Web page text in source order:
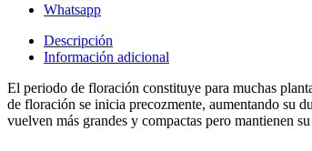
Whatsapp
Descripción
Información adicional
El periodo de floración constituye para muchas
de floración se inicia precozmente, aumentando su
vuelven más grandes y compactas pero mantienen